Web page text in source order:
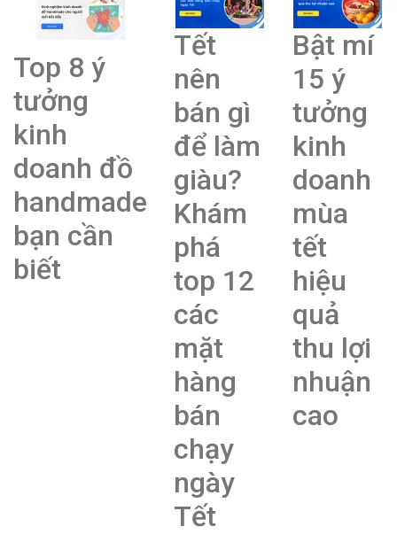
Top 8 ý
tưởng
kinh
doanh đồ
handmade
bạn cần
biết
Tết
nên
bán gì
để làm
giàu?
Khám
phá
top 12
các
mặt
hàng
bán
chạy
ngày
Tết
Bật mí
15 ý
tưởng
kinh
doanh
mùa
tết
hiệu
quả
thu lợi
nhuận
cao